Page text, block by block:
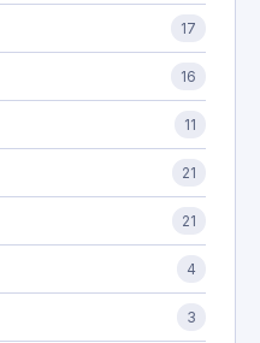
17
16
11
21
21
4
3